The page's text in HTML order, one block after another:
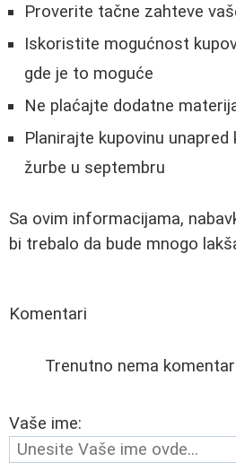
Proverite tačne zahteve
Iskoristite mogućnost
gde je to moguće
Ne plaćajte dodatne
Planirajte kupovinu
žurbe u septembru
Sa ovim informacijama,
bi trebalo da bude mnogo
Komentari
Trenutno nema
Vaše ime: